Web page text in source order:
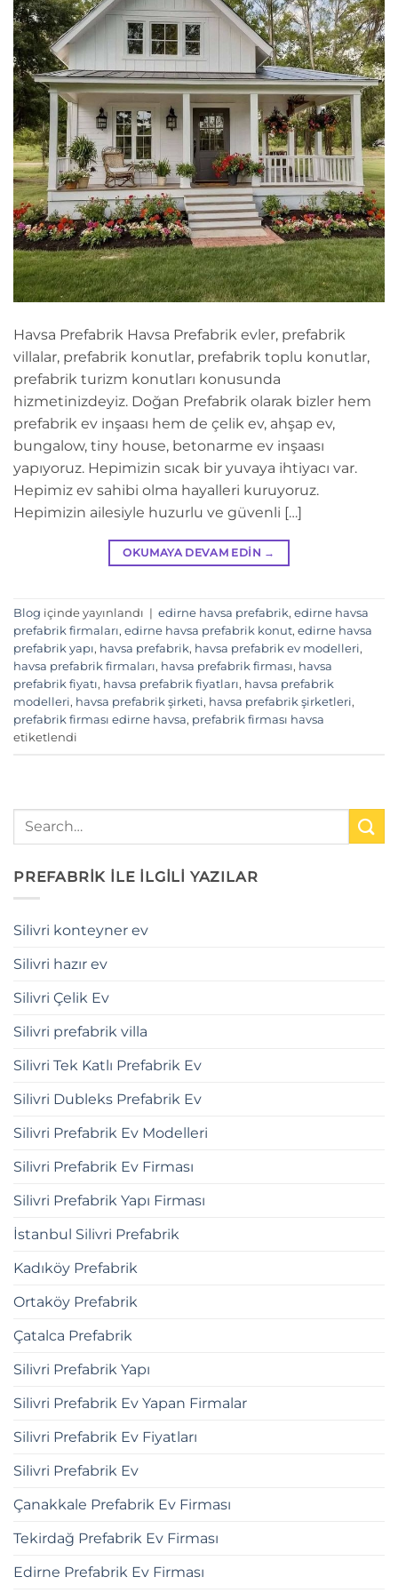
Havsa Prefabrik Havsa Prefabrik evler, prefabrik
villalar, prefabrik konutlar, prefabrik toplu konutlar,
prefabrik turizm konutları konusunda
hizmetinizdeyiz. Doğan Prefabrik olarak bizler hem
prefabrik ev inşaası hem de çelik ev, ahşap ev,
bungalow, tiny house, betonarme ev inşaası
yapıyoruz. Hepimizin sıcak bir yuvaya ihtiyacı var.
Hepimiz ev sahibi olma hayalleri kuruyoruz.
Hepimizin ailesiyle huzurlu ve güvenli […]
OKUMAYA DEVAM EDIN →
Blog içinde yayınlandı | edirne havsa prefabrik, edirne havsa
prefabrik firmaları, edirne havsa prefabrik konut, edirne havsa
prefabrik yapı, havsa prefabrik, havsa prefabrik ev modelleri,
havsa prefabrik firmaları, havsa prefabrik firması, havsa
prefabrik fiyatı, havsa prefabrik fiyatları, havsa prefabrik
modelleri, havsa prefabrik şirketi, havsa prefabrik şirketleri,
prefabrik firması edirne havsa, prefabrik firması havsa
etiketlendi
PREFABRİK İLE İLGİLİ YAZILAR
Silivri konteyner ev
Silivri hazır ev
Silivri Çelik Ev
Silivri prefabrik villa
Silivri Tek Katlı Prefabrik Ev
Silivri Dubleks Prefabrik Ev
Silivri Prefabrik Ev Modelleri
Silivri Prefabrik Ev Firması
Silivri Prefabrik Yapı Firması
İstanbul Silivri Prefabrik
Kadıköy Prefabrik
Ortaköy Prefabrik
Çatalca Prefabrik
Silivri Prefabrik Yapı
Silivri Prefabrik Ev Yapan Firmalar
Silivri Prefabrik Ev Fiyatları
Silivri Prefabrik Ev
Çanakkale Prefabrik Ev Firması
Tekirdağ Prefabrik Ev Firması
Edirne Prefabrik Ev Firması